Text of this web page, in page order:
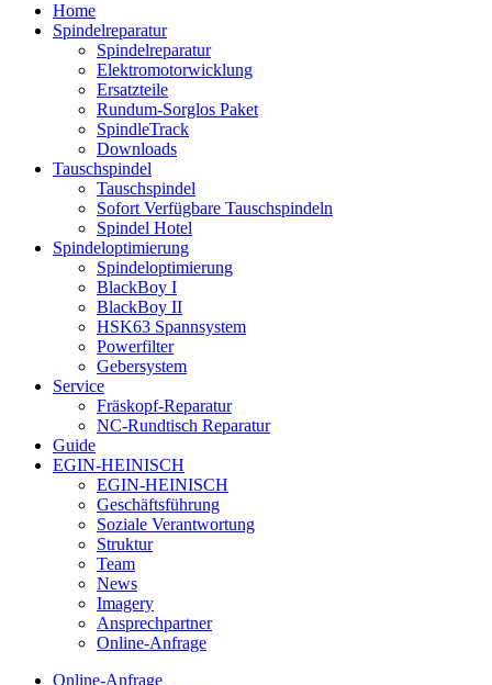
Home
Spindelreparatur
Spindelreparatur
Elektromotorwicklung
Ersatzteile
Rundum-Sorglos Paket
SpindleTrack
Downloads
Tauschspindel
Tauschspindel
Sofort Verfügbare Tauschspindeln
Spindel Hotel
Spindeloptimierung
Spindeloptimierung
BlackBoy I
BlackBoy II
HSK63 Spannsystem
Powerfilter
Gebersystem
Service
Fräskopf-Reparatur
NC-Rundtisch Reparatur
Guide
EGIN-HEINISCH
EGIN-HEINISCH
Geschäftsführung
Soziale Verantwortung
Struktur
Team
News
Imagery
Ansprechpartner
Online-Anfrage
Online-Anfrage